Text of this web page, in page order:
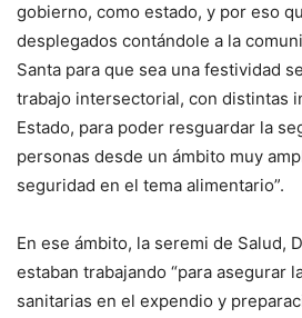
gobierno, como estado, y por eso
desplegados contándole a la
Santa para que sea una festividad
trabajo intersectorial, con distintas
Estado, para poder resguardar la
personas desde un ámbito muy
seguridad en el tema alimentario”.
En ese ámbito, la seremi de Salud,
estaban trabajando “para asegurar
sanitarias en el expendio y